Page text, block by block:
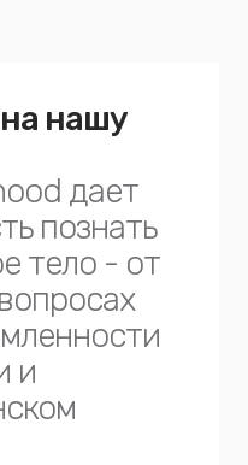
нашу
дает
познать
тело - от
и